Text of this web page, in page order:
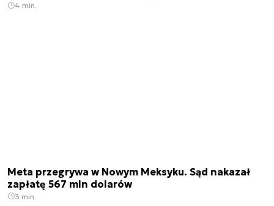
4 min.
Meta przegrywa w Nowym Meksyku. Sąd nakazał
zapłatę 567 mln dolarów
3 min.